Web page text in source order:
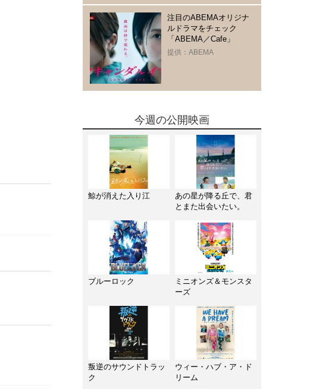
注目のABEMAオリジナ
ルドラマをチェック
「ABEMA／Cafe」
提供：ABEMA
今週の公開映画
鯨が消えた入り江
あの星が降る丘で、君
とまた出会いたい。
ブルーロック
ミニオンズ＆モンスタ
ーズ
叛逆のサウンドトラッ
ク
ウィー・ハブ・ア・ド
リーム